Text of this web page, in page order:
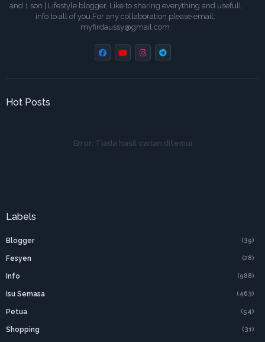
and 1 son | Lifestyle blogger, Like to sharing everything and usefull
info to all of you.For any collaboration please email:
myfirdaussy@gmail.com
Hot Posts
Error: Tiada hasil carian ditemui
Labels
Blogger (39)
Fesyen (28)
Info (988)
Isu Semasa (463)
Petua (54)
Shopping (31)